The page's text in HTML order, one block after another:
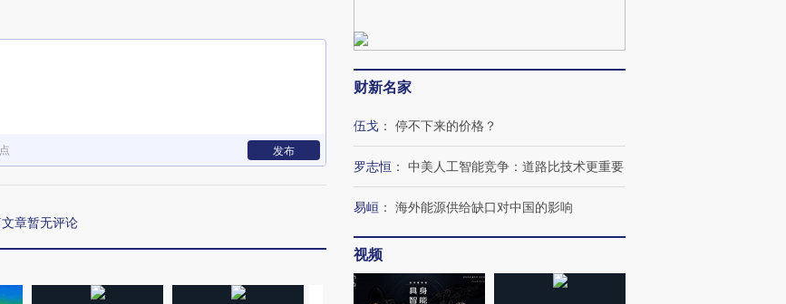
发布
章暂无评论
财新名家
伍戈 ： 停不下来的价格？
罗志恒 ： 中美人工智能竞争：道路比技术更重要
易峘 ： 海外能源供给缺口对中国的影响
视频